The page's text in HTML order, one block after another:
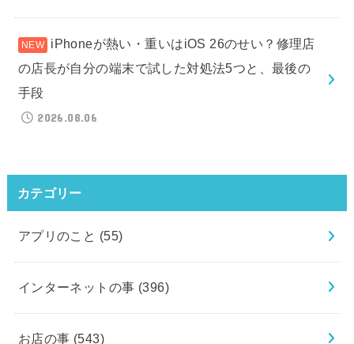
iPhoneが熱い・重いはiOS 26のせい？修理店
の店長が自分の端末で試した対処法5つと、最後の
手段
2026.08.06
カテゴリー
アプリのこと (55)
インターネットの事 (396)
お店の事 (543)